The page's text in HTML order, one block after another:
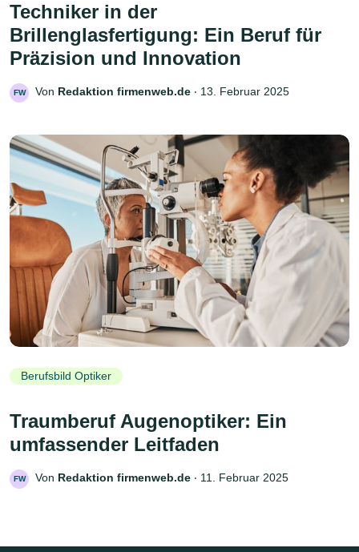
Techniker in der
Brillenglasfertigung: Ein Beruf für
Präzision und Innovation
FW Von Redaktion firmenweb.de ‧ 13. Februar 2025
Berufsbild Optiker
Traumberuf Augenoptiker: Ein
umfassender Leitfaden
FW Von Redaktion firmenweb.de ‧ 11. Februar 2025